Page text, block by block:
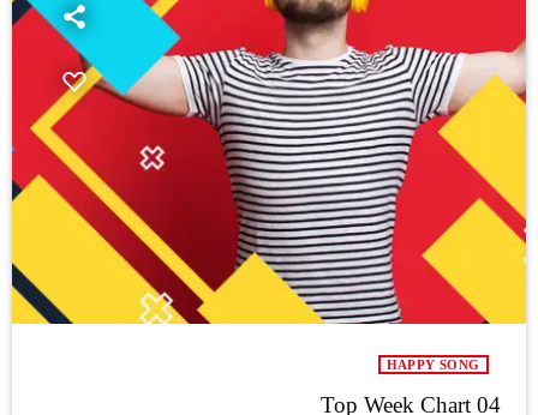
HAPPY SONG
Top Week Chart 04